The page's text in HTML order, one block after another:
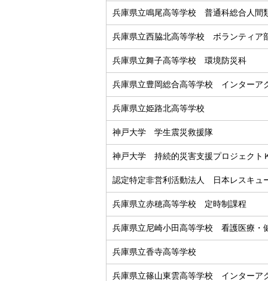
兵庫県立鳴尾高等学校 普通科総合人間
兵庫県立西脇北高等学校 ボランティア
兵庫県立舞子高等学校 環境防災科
兵庫県立豊岡総合高等学校 インターア
兵庫県立姫路北高等学校
神戸大学 学生震災救援隊
神戸大学 持続的災害支援プロジェクト
認定特定非営利活動法人 日本レスキュ
兵庫県立赤穂高等学校 定時制課程
兵庫県立尼崎小田高等学校 看護医療・
兵庫県立香寺高等学校
兵庫県立篠山東雲高等学校 インターア